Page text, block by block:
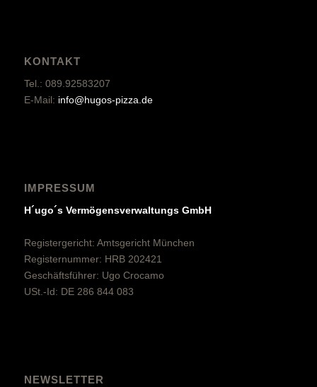
KONTAKT
Tel.: 089.92583207
E-Mail: info@hugos-pizza.de
IMPRESSUM
H´ugo´s Vermögensverwaltungs GmbH
Registergericht: Amtsgericht München
Registernummer: HRB 202421
Geschäftsführer: Ugo Crocamo
USt.-Id: DE 286 844 083
NEWSLETTER